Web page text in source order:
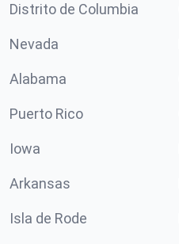
Distrito de Columbia
Nevada
Alabama
Puerto Rico
Iowa
Arkansas
Isla de Rode